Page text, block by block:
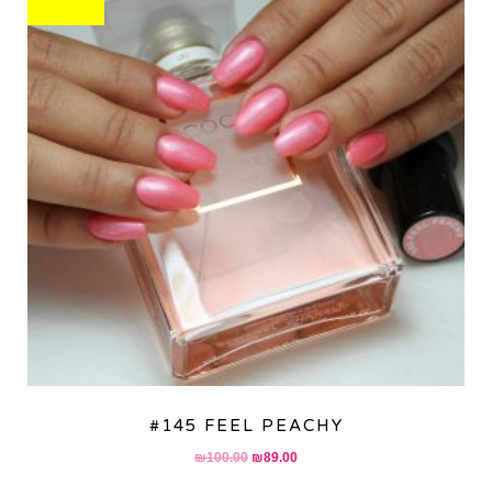
#145 FEEL PEACHY
₪100.00 Original
₪89.00Current